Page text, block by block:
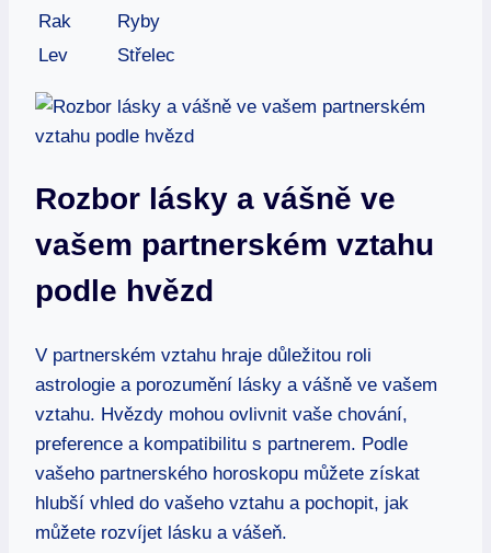
Rak
Ryby
Lev
Střelec
Rozbor lásky a vášně⁤ ve
vašem‌ partnerském vztahu
podle⁢ hvězd
V ​partnerském vztahu ‍hraje důležitou roli
astrologie a⁣ porozumění lásky a vášně ve vašem
‍vztahu.​ Hvězdy ​mohou ​ovlivnit vaše ⁣chování,
preference a‍ kompatibilitu s partnerem.⁣ Podle
‍vašeho partnerského horoskopu můžete získat
hlubší vhled do‍ vašeho vztahu a pochopit, jak
můžete ⁣rozvíjet lásku​ a vášeň.